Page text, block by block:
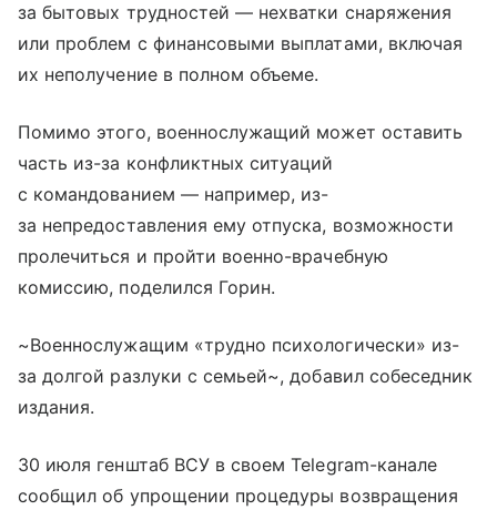
за бытовых трудностей — нехватки снаряжения
или проблем с финансовыми выплатами, включая
их неполучение в полном объеме.
Помимо этого, военнослужащий может оставить
часть из-за конфликтных ситуаций
с командованием — например, из-
за непредоставления ему отпуска, возможности
пролечиться и пройти военно-врачебную
комиссию, поделился Горин.
~Военнослужащим «трудно психологически» из-
за долгой разлуки с семьей~, добавил собеседник
издания.
30 июля генштаб ВСУ в своем Telegram-канале
сообщил об упрощении процедуры возвращения